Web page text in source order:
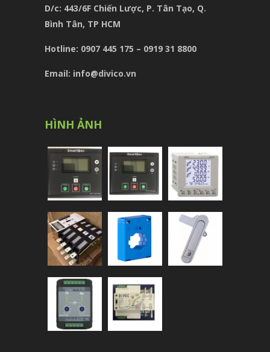
D/c: 443/6F Chiến Lược, P. Tân Tạo, Q.
Bình Tân, TP HCM
Hotline: 0907 445 175 – 0919 31 8800
Email: info@divico.vn
HÌNH ẢNH